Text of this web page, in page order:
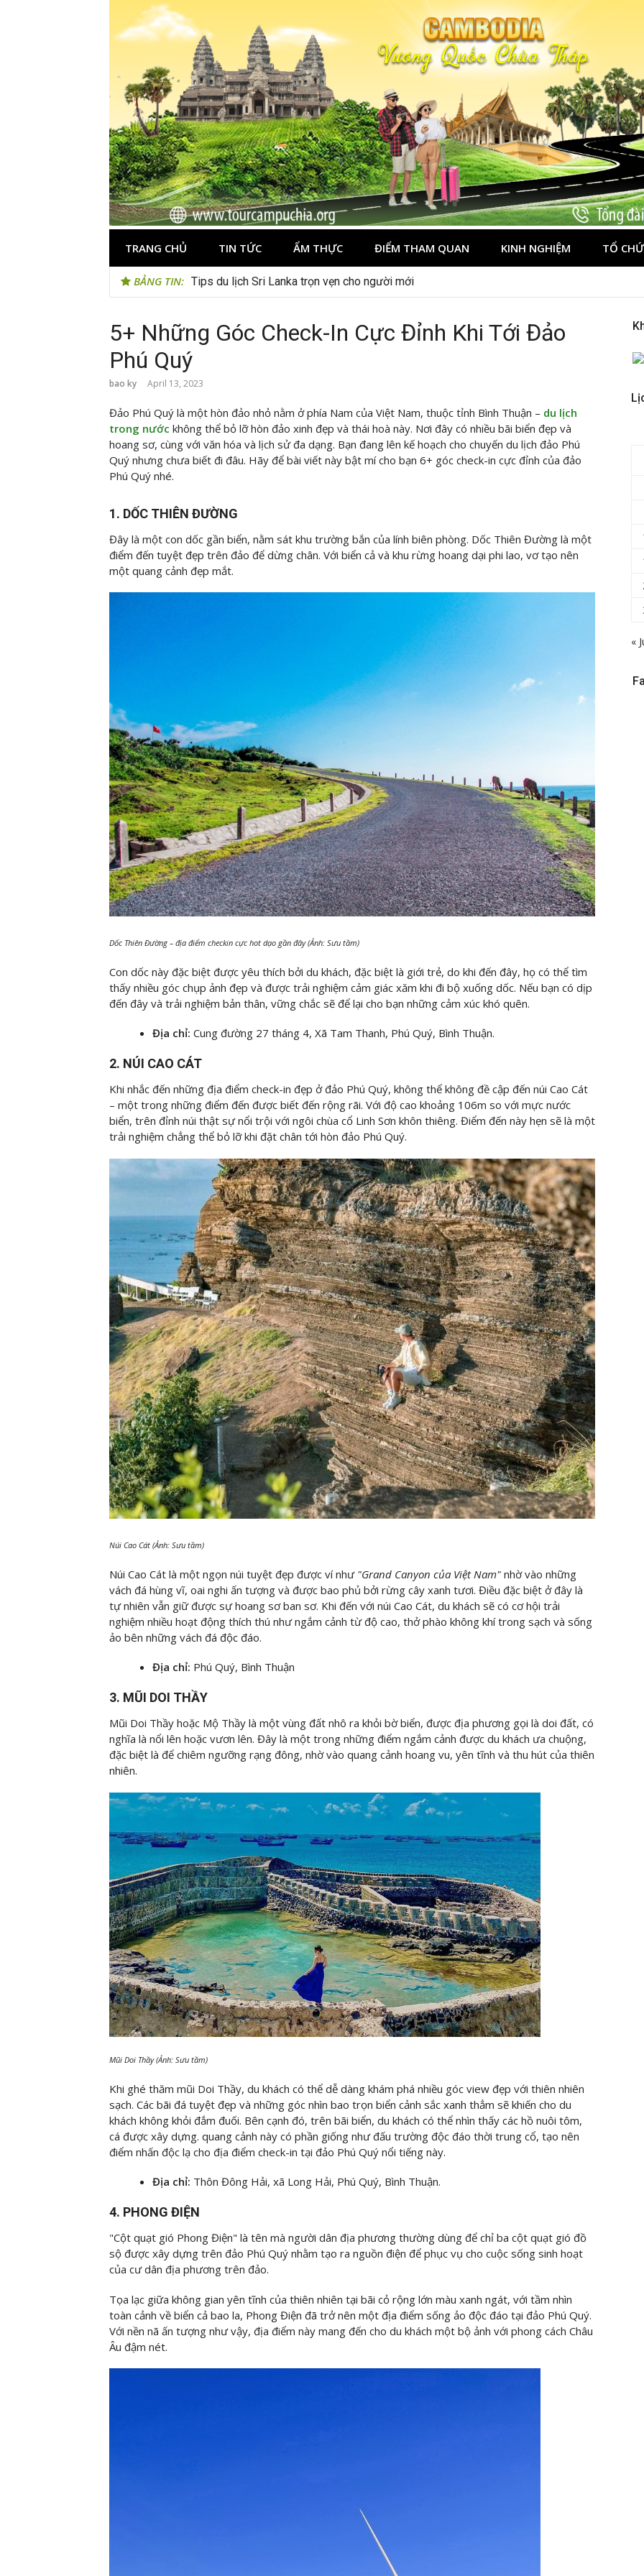
TRANG CHỦ TIN TỨC ẨM THỰC ĐIỂM THAM QUAN KINH NGHIỆM TỔ
BẢNG TIN: Tips du lịch Sri Lanka trọn vẹn cho người mới
5+ Những Góc Check-In Cực Đỉnh Khi Tới Đảo
Phú Quý
bao ky April 13, 2023
Đảo Phú Quý là một hòn đảo nhỏ nằm ở phía Nam của Việt Nam, thuộc tỉnh Bình Thuận – du lịch
trong nước không thể bỏ lỡ hòn đảo xinh đẹp và thái hoà này. Nơi đây có nhiều bãi biển đẹp và
hoang sơ, cùng với văn hóa và lịch sử đa dạng. Bạn đang lên kế hoạch cho chuyến du lịch đảo Phú
Quý nhưng chưa biết đi đâu. Hãy để bài viết này bật mí cho bạn 6+ góc check-in cực đỉnh của đảo
Phú Quý nhé.
1. DỐC THIÊN ĐƯỜNG
Đây là một con dốc gần biển, nằm sát khu trường bắn của lính biên phòng. Dốc Thiên Đường là một
điểm đến tuyệt đẹp trên đảo để dừng chân. Với biển cả và khu rừng hoang dại phi lao, vơ tạo nên
một quang cảnh đẹp mắt.
Dốc Thiên Đường – địa điểm checkin cực hot dạo gần đây (Ảnh: Sưu tầm)
Con dốc này đặc biệt được yêu thích bởi du khách, đặc biệt là giới trẻ, do khi đến đây, họ có thể tìm
thấy nhiều góc chụp ảnh đẹp và được trải nghiệm cảm giác xăm khi đi bộ xuống dốc. Nếu bạn có dịp
đến đây và trải nghiệm bản thân, vững chắc sẽ để lại cho bạn những cảm xúc khó quên.
Địa chỉ: Cung đường 27 tháng 4, Xã Tam Thanh, Phú Quý, Bình Thuận.
2. NÚI CAO CÁT
Khi nhắc đến những địa điểm check-in đẹp ở đảo Phú Quý, không thể không đề cập đến núi Cao Cát
– một trong những điểm đến được biết đến rộng rãi. Với độ cao khoảng 106m so với mực nước
biển, trên đỉnh núi thật sự nổi trội với ngôi chùa cổ Linh Sơn khôn thiêng. Điểm đến này hẹn sẽ là một
trải nghiệm chẳng thể bỏ lỡ khi đặt chân tới hòn đảo Phú Quý.
Núi Cao Cát (Ảnh: Sưu tầm)
Núi Cao Cát là một ngọn núi tuyệt đẹp được ví như "Grand Canyon của Việt Nam" nhờ vào những
vách đá hùng vĩ, oai nghi ấn tượng và được bao phủ bởi rừng cây xanh tươi. Điều đặc biệt ở đây là
tự nhiên vẫn giữ được sự hoang sơ ban sơ. Khi đến với núi Cao Cát, du khách sẽ có cơ hội trải
nghiệm nhiều hoạt động thích thú như ngắm cảnh từ độ cao, thở phào không khí trong sạch và sống
ảo bên những vách đá độc đáo.
Địa chỉ: Phú Quý, Bình Thuận
3. MŨI DOI THẦY
Mũi Doi Thầy hoặc Mộ Thầy là một vùng đất nhô ra khỏi bờ biển, được địa phương gọi là doi đất, có
nghĩa là nổi lên hoặc vươn lên. Đây là một trong những điểm ngắm cảnh được du khách ưa chuộng,
đặc biệt là để chiêm ngưỡng rạng đông, nhờ vào quang cảnh hoang vu, yên tĩnh và thu hút của thiên
nhiên.
Mũi Doi Thầy (Ảnh: Sưu tầm)
Khi ghé thăm mũi Doi Thầy, du khách có thể dễ dàng khám phá nhiều góc view đẹp với thiên nhiên
sạch. Các bãi đá tuyệt đẹp và những góc nhìn bao trọn biển cảnh sắc xanh thẳm sẽ khiến cho du
khách không khỏi đắm đuối. Bên cạnh đó, trên bãi biển, du khách có thể nhìn thấy các hồ nuôi tôm,
cá được xây dựng. quang cảnh này có phần giống như đấu trường độc đáo thời trung cổ, tạo nên
điểm nhấn độc lạ cho địa điểm check-in tại đảo Phú Quý nổi tiếng này.
Địa chỉ: Thôn Đông Hải, xã Long Hải, Phú Quý, Bình Thuận.
4. PHONG ĐIỆN
"Cột quạt gió Phong Điện" là tên mà người dân địa phương thường dùng để chỉ ba cột quạt gió đồ
sộ được xây dựng trên đảo Phú Quý nhằm tạo ra nguồn điện để phục vụ cho cuộc sống sinh hoạt
của cư dân địa phương trên đảo.
Tọa lạc giữa không gian yên tĩnh của thiên nhiên tại bãi cỏ rộng lớn màu xanh ngát, với tầm nhìn
toàn cảnh về biển cả bao la, Phong Điện đã trở nên một địa điểm sống ảo độc đáo tại đảo Phú Quý.
Với nền nã ấn tượng như vậy, địa điểm này mang đến cho du khách một bộ ảnh với phong cách Châu
Âu đậm nét.
«